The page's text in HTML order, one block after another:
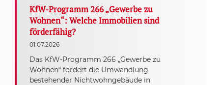
KfW-Programm 266 „Gewerbe zu
Wohnen“: Welche Immobilien sind
förderfähig?
01.07.2026
Das KfW-Programm 266 „Gewerbe zu
Wohnen“ fördert die Umwandlung
bestehender Nichtwohngebäude in